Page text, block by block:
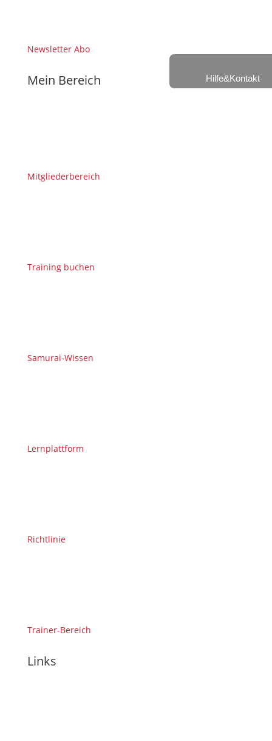
Newsletter Abo
Mein Bereich
Mitgliederbereich
Training buchen
Samurai-Wissen
Lernplattform
Richtlinie
Trainer-Bereich
Links
Hilfe&Kontakt